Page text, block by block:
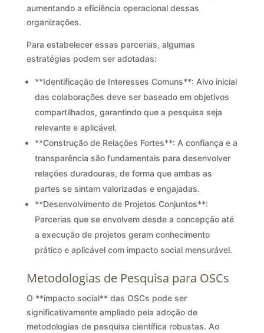
aumentando a eficiência operacional dessas
organizações.
Para estabelecer essas parcerias, algumas
estratégias podem ser adotadas:
**Identificação de Interesses Comuns**: Alvo inicial
das colaborações deve ser baseado em objetivos
compartilhados, garantindo que a pesquisa seja
relevante e aplicável.
**Construção de Relações Fortes**: A confiança e a
transparência são fundamentais para desenvolver
relações duradouras, de forma que ambas as
partes se sintam valorizadas e engajadas.
**Desenvolvimento de Projetos Conjuntos**:
Parcerias que se envolvem desde a concepção até
a execução de projetos geram conhecimento
prático e aplicável com impacto social mensurável.
Metodologias de Pesquisa para OSCs
O **impacto social** das OSCs pode ser
significativamente ampliado pela adoção de
metodologias de pesquisa científica robustas. Ao